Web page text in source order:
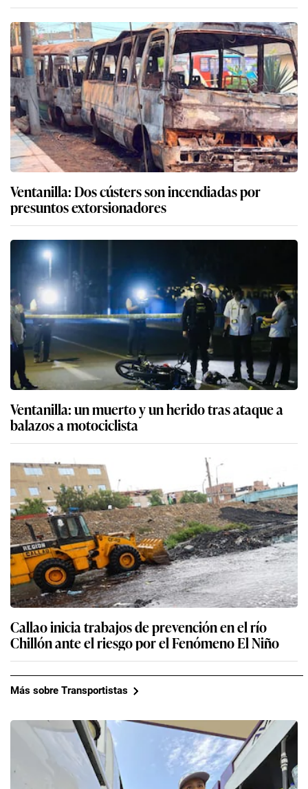
Ventanilla: Dos cústers son incendiadas por
presuntos extorsionadores
Ventanilla: un muerto y un herido tras ataque a
balazos a motociclista
Callao inicia trabajos de prevención en el río
Chillón ante el riesgo por el Fenómeno El Niño
Más sobre Transportistas